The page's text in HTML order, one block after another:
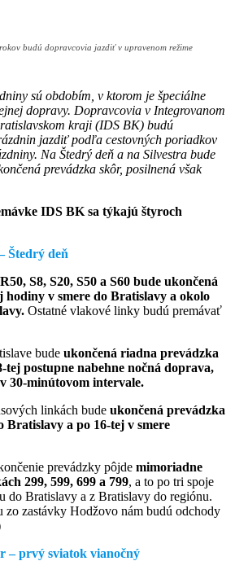
budú dopravcovia jazdiť v upravenom režime
sú obdobím, v ktorom je špeciálne
dopravy. Dopravcovia v Integrovanom
kraji (IDS BK) budú
jazdiť podľa cestovných poriadkov
Na Štedrý deň a na Silvestra bude
prevádzka skôr, posilnená však
IDS BK sa týkajú štyroch
Štedrý deň
S8, S20, S50 a S60 bude ukončená
hodiny v smere do Bratislavy a okolo
Ostatné vlakové linky budú premávať
bude ukončená riadna prevádzka
tej postupne nabehne nočná doprava,
30-minútovom intervale.
linkách bude ukončená prevádzka
Bratislavy a po 16-tej v smere
prevádzky pôjde mimoriadne
299, 599, 699 a 799, a to po tri spoje
do Bratislavy a z Bratislavy do regiónu.
zastávky Hodžovo nám budú odchody
– prvý sviatok vianočný